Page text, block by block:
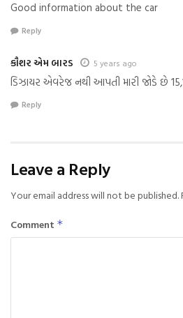
Good information about the car
Reply
કૌશર એમ બારડ 5 years ago
ડિઝાયર એવરેજ નથી આપતી મારી જોડે છે
Reply
Leave a Reply
Your email address will not be published.
Comment *